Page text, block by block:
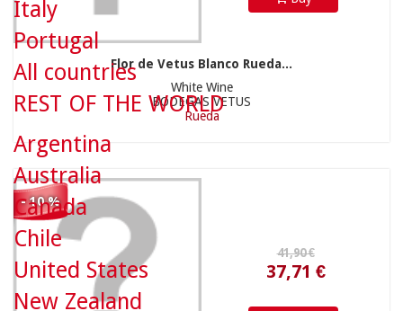
Flor de Vetus Blanco Rueda...
White Wine
BODEGAS VETUS
Rueda
- 10 %
Italy
Portugal
All countries
REST OF THE WORLD
Argentina
Australia
Canada
Chile
United States
New Zealand